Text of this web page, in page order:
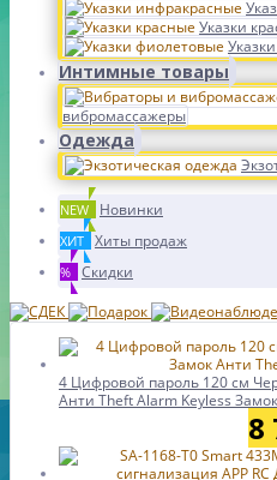
Указки
Интимные товары
вибромассажеры
Одежда
NEW Новинки
ХИТ Хиты продаж
% Скидки
4 Цифровой пароль 120 см
Анти Theft Alarm Keyless Замок
8